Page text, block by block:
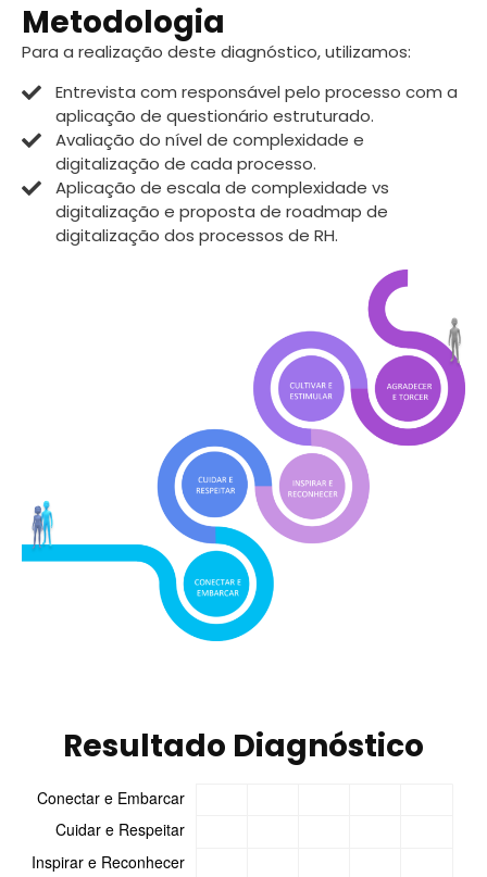
Metodologia
Para a realização deste diagnóstico, utilizamos:
Entrevista com responsável pelo processo com a
aplicação de questionário estruturado.
Avaliação do nível de complexidade e
digitalização de cada processo.
Aplicação de escala de complexidade vs
digitalização e proposta de roadmap de
digitalização dos processos de RH.
Resultado Diagnóstico